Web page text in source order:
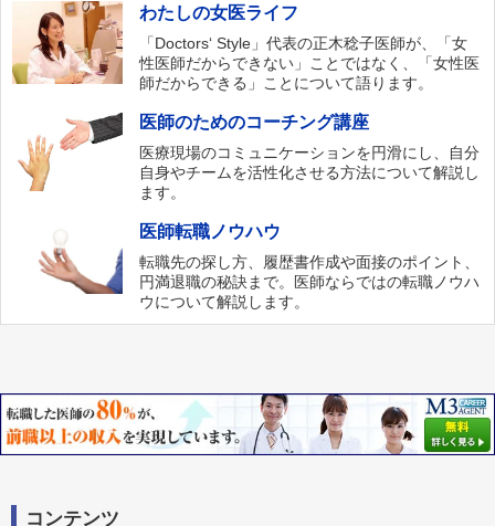
わたしの女医ライフ
「Doctors‘ Style」代表の正木稔子医師が、「女
性医師だからできない」ことではなく、「女性医
師だからできる」ことについて語ります。
医師のためのコーチング講座
医療現場のコミュニケーションを円滑にし、自分
自身やチームを活性化させる方法について解説し
ます。
医師転職ノウハウ
転職先の探し方、履歴書作成や面接のポイント、
円満退職の秘訣まで。医師ならではの転職ノウハ
ウについて解説します。
コンテンツ